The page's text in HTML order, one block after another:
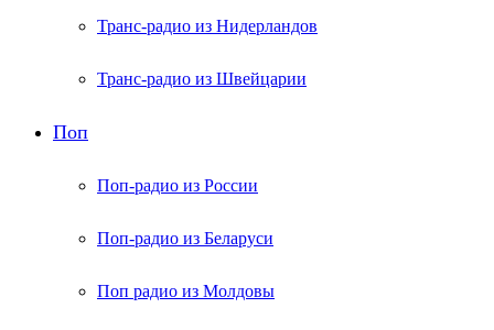
Транс-радио из Нидерландов
Транс-радио из Швейцарии
Поп
Поп-радио из России
Поп-радио из Беларуси
Поп радио из Молдовы